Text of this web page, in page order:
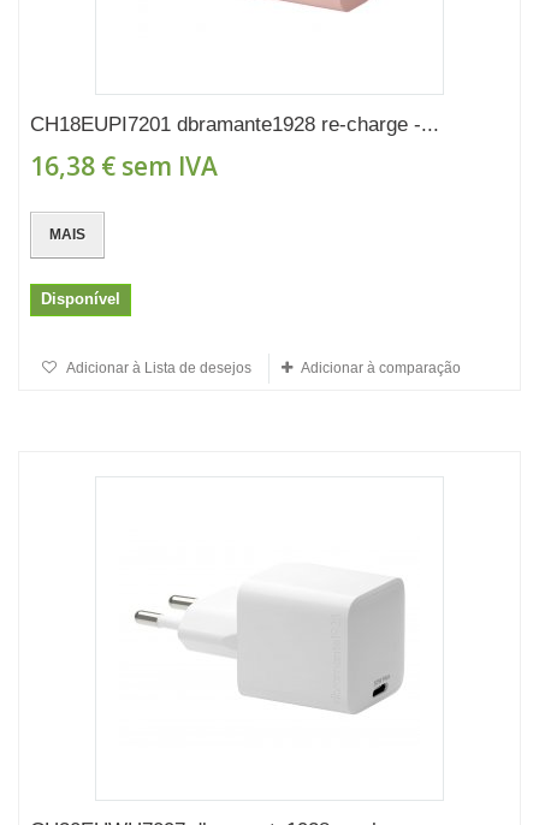
CH18EUPI7201 dbramante1928 re-charge -...
16,38 € sem IVA
MAIS
Disponível
Adicionar à Lista de desejos Adicionar à comparação